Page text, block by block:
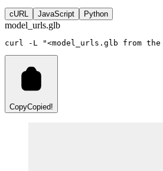
cURL JavaScript Python
model_urls.glb
curl -L "<model_urls.glb from the
CopyCopied!